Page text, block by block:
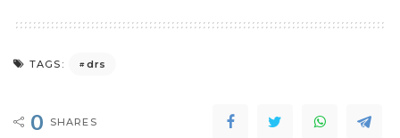
TAGS: drs
0 SHARES